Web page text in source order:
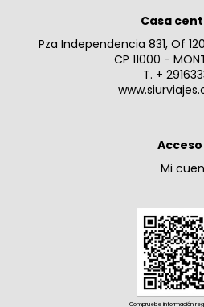
Casa
Pza Independencia 831, Of
CP 11000 -
T. +
Acceso
Mi
Compruebe información